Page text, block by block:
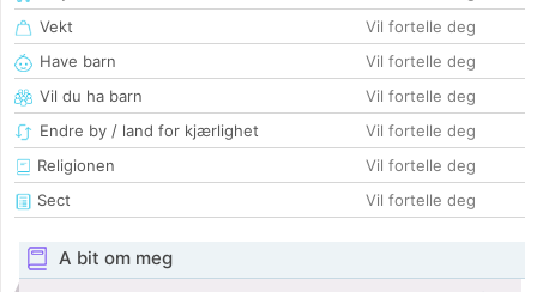
Vekt
Vil fortelle deg
Have barn
Vil fortelle deg
Vil du ha barn
Vil fortelle deg
Endre by / land for kjærlighet
Vil fortelle deg
Religionen
Vil fortelle deg
Sect
Vil fortelle deg
A bit om meg